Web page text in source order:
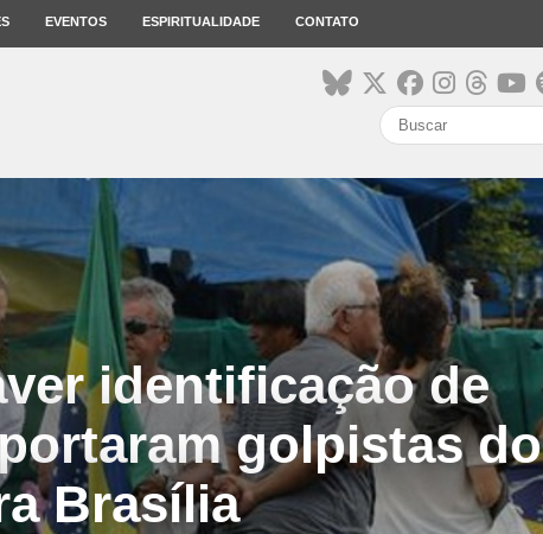
EVENTOS ESPIRITUALIDADE CONTATO
identificação de
golpistas do
Brasília